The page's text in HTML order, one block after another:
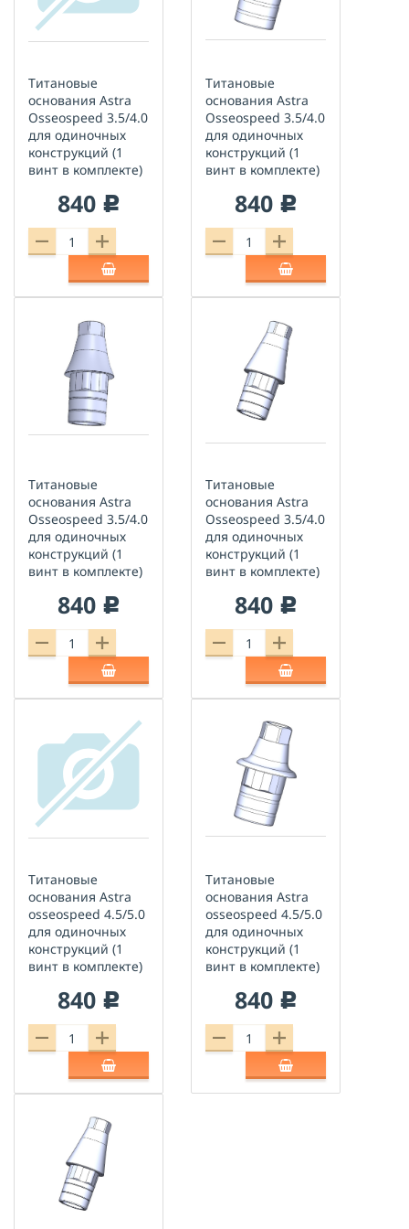
Титановые
основания Astra
Оsseospeed 3.5/4.0
для одиночных
конструкций (1
винт в комплекте)
840 c
Титановые
основания Astra
Оsseospeed 3.5/4.0
для одиночных
конструкций (1
винт в комплекте)
840 c
Титановые
основания Astra
Оsseospeed 3.5/4.0
для одиночных
конструкций (1
винт в комплекте)
840 c
Титановые
основания Astra
Оsseospeed 3.5/4.0
для одиночных
конструкций (1
винт в комплекте)
840 c
Титановые
основания Astra
osseospeed 4.5/5.0
для одиночных
конструкций (1
винт в комплекте)
840 c
Титановые
основания Astra
osseospeed 4.5/5.0
для одиночных
конструкций (1
винт в комплекте)
840 c